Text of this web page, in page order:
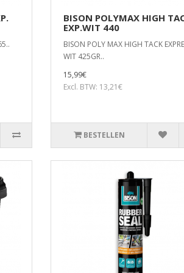
BISON POLYMAX HIGH
EXP.WIT 440
BISON POLY MAX HIGH TACK
WIT 425GR..
15,99€
Excl. BTW: 13,21€
BESTELLEN